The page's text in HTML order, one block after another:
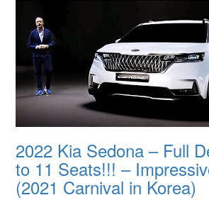
2022 Kia Sedona – Full
to 11 Seats!!! –
(2021 Carnival in Korea)